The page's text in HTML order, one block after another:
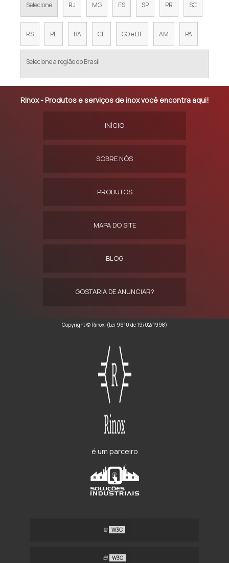
Selecione RJ MG ES SP PR SC
RS PE BA CE GO e DF AM PA
Selecione a região do Brasil
Rinox - Produtos e serviços de inox você encontra aqui!
INÍCIO
SOBRE NÓS
PRODUTOS
MAPA DO SITE
BLOG
GOSTARIA DE ANUNCIAR?
Copyright © Rinox. (Lei 9610 de 19/02/1998)
é um parceiro
W3C
W3C